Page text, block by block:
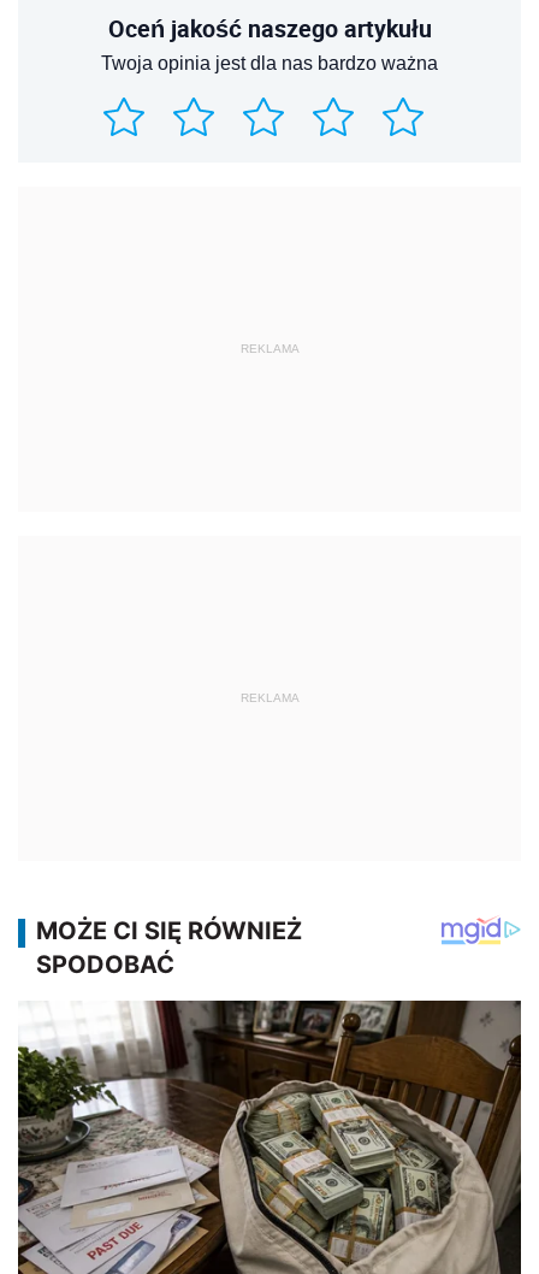
Oceń jakość naszego artykułu
Twoja opinia jest dla nas bardzo ważna
REKLAMA
REKLAMA